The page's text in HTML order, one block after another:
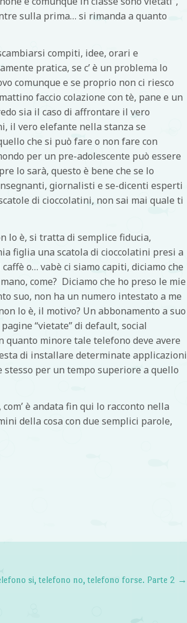
sulla prima… si rimanda a quanto
compiti, idee, orari e
pratica, se c’ è un problema lo
comunque e se proprio non ci riesco
faccio colazione con tè, pane e un
sia il caso di affrontare il vero
il vero elefante nella stanza se
che si può fare o non fare con
per un pre-adolescente può essere
lo sarà, questo è bene che se lo
giornalisti e se-dicenti esperti
di cioccolatini, non sai mai quale ti
lo è, si tratta di semplice fiducia,
figlia una scatola di cioccolatini presi a
o… vabè ci siamo capiti, diciamo che
come? Diciamo che ho preso le mie
suo, non ha un numero intestato a me
lo è, il motivo? Un abbonamento a suo
“vietate” di default, social
quanto minore tale telefono deve avere
di installare determinate applicazioni
per un tempo superiore a quello
è andata fin qui lo racconto nella
della cosa con due semplici parole,
si, telefono no, telefono forse. Parte 2 →